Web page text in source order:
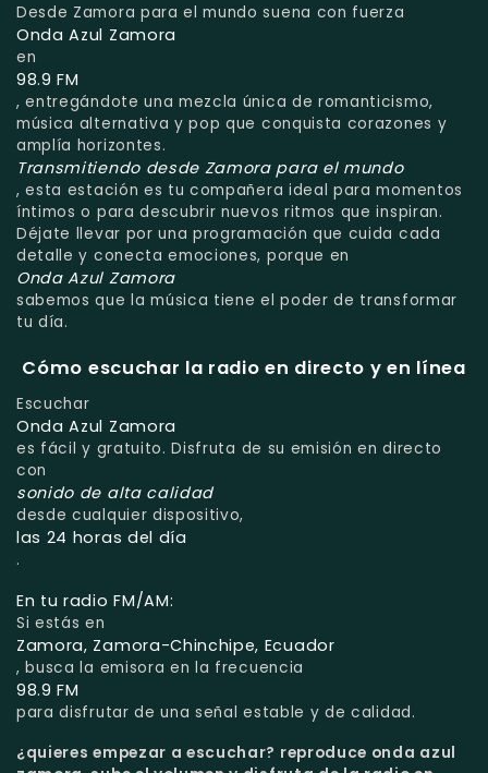
Desde Zamora para el mundo suena con fuerza
Onda Azul Zamora
en
98.9 FM
, entregándote una mezcla única de romanticismo,
música alternativa y pop que conquista corazones y
amplía horizontes.
Transmitiendo desde Zamora para el mundo
, esta estación es tu compañera ideal para momentos
íntimos o para descubrir nuevos ritmos que inspiran.
Déjate llevar por una programación que cuida cada
detalle y conecta emociones, porque en
Onda Azul Zamora
sabemos que la música tiene el poder de transformar
tu día.
Cómo escuchar la radio en directo y en línea
Escuchar
Onda Azul Zamora
es fácil y gratuito. Disfruta de su emisión en directo
con
sonido de alta calidad
desde cualquier dispositivo,
las 24 horas del día
.
En tu radio FM/AM:
Si estás en
Zamora, Zamora-Chinchipe, Ecuador
, busca la emisora en la frecuencia
98.9 FM
para disfrutar de una señal estable y de calidad.
¿quieres empezar a escuchar? reproduce onda azul